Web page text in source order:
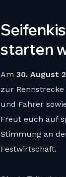
starten
Am 30. August
zur
und Fahrer
Freut euch auf
Stimmung an
Festwirtschaft.